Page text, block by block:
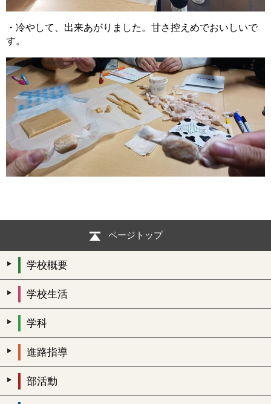
・冷やして、出来あがりました。甘さ控えめでおいしいで
す。
ページトップ
学校概要
学校生活
学科
進路指導
部活動